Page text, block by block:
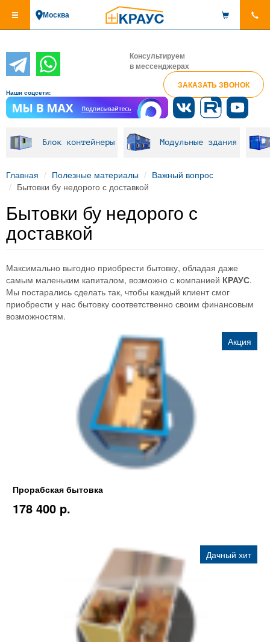
основному
Москва
Консультируем
в мессенджерах
ЗАКАЗАТЬ ЗВОНОК
Наши соцсети:
Блок контейнеры Модульные здания
Главная Полезные материалы
Важный вопрос
Бытовки бу недорого с доставкой
Бытовки бу недорого с
доставкой
Максимально выгодно приобрести бытовку, обладая даже
самым маленьким капиталом, возможно с компанией КРАУС.
Мы постарались сделать так, чтобы каждый клиент смог
приобрести у нас бытовку соответственно своим финансовым
возможностям.
Акция
Прорабская бытовка
178 400 p.
Дачный хит